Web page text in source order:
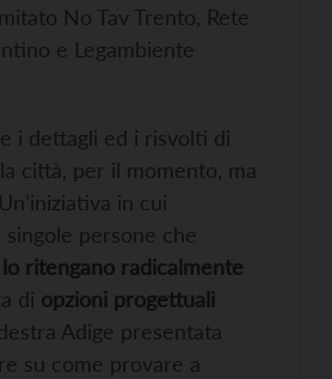
No Tav Trento, Rete
e Legambiente
i dettagli ed i risvolti di
città, per il momento, ma
in cui
persone che
lo ritengano radicalmente
di opzioni progettuali
Adige presentata
su come provare a